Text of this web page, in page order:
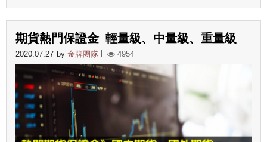
期貨熱門保證金_輕量級、中量級、重量級
2020.07.27 by 金牌團隊 4954